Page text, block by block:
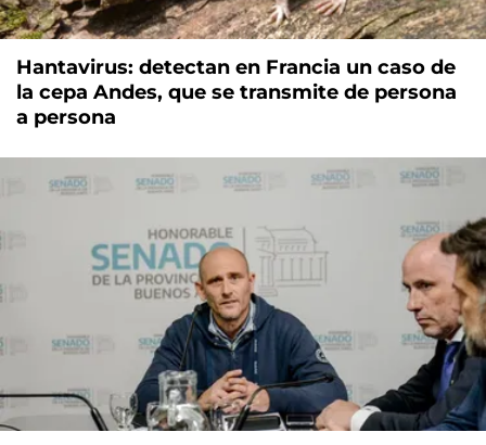
Hantavirus: detectan en Francia un caso de
la cepa Andes, que se transmite de persona
a persona